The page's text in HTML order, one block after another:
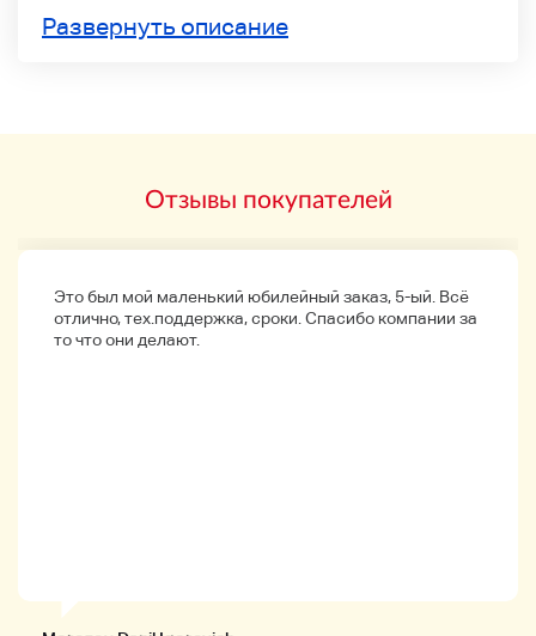
дней после получения вашего заказа.
* Если есть разница в состоянии, такая как
* В случае повреждения товара вследствие
продукта, так как есть некоторые элементы,
◆Продукт ◆
Развернуть описание
Отзывы покупателей
Это был мой маленький юбилейный заказ, 5-ый. Всё
отлично, тех.поддержка, сроки. Спасибо компании за
то что они делают.